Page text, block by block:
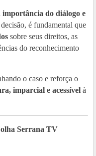
importância do diálogo e
é fundamental que
sobre seus direitos, as
do reconhecimento
o caso e reforça o
imparcial e acessível à
Serrana TV